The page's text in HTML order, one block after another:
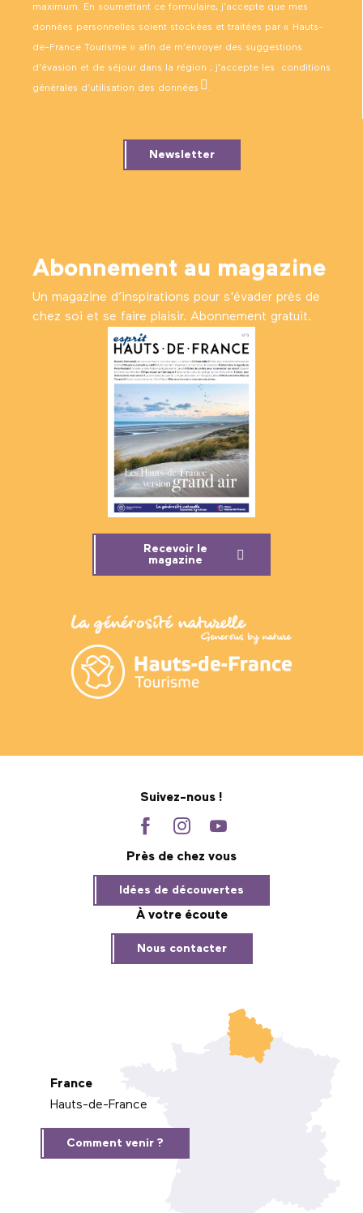
maximum. En soumettant ce formulaire, j’accepte que mes
données personnelles soient stockées et traitées par « Hauts-
de-France Tourisme » afin de m’envoyer des suggestions
d’évasion et de séjour dans la région ; j’accepte les conditions
générales d’utilisation des données .
Newsletter
Abonnement au magazine
Un magazine d’inspirations pour s'évader près de
chez soi et se faire plaisir. Abonnement gratuit.
Recevoir le
magazine
Suivez-nous !
Près de chez vous
Idées de découvertes
À votre écoute
Nous contacter
France
Hauts-de-France
Comment venir ?